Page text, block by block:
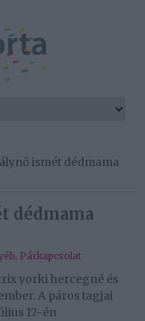
ismét dédmama
dédmama
, Párkapcsolat
yorki hercegné és
A páros tagjai
17-én